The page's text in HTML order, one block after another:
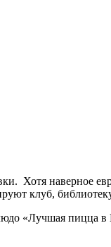
Хотя
клуб,
«Лучшая пицца